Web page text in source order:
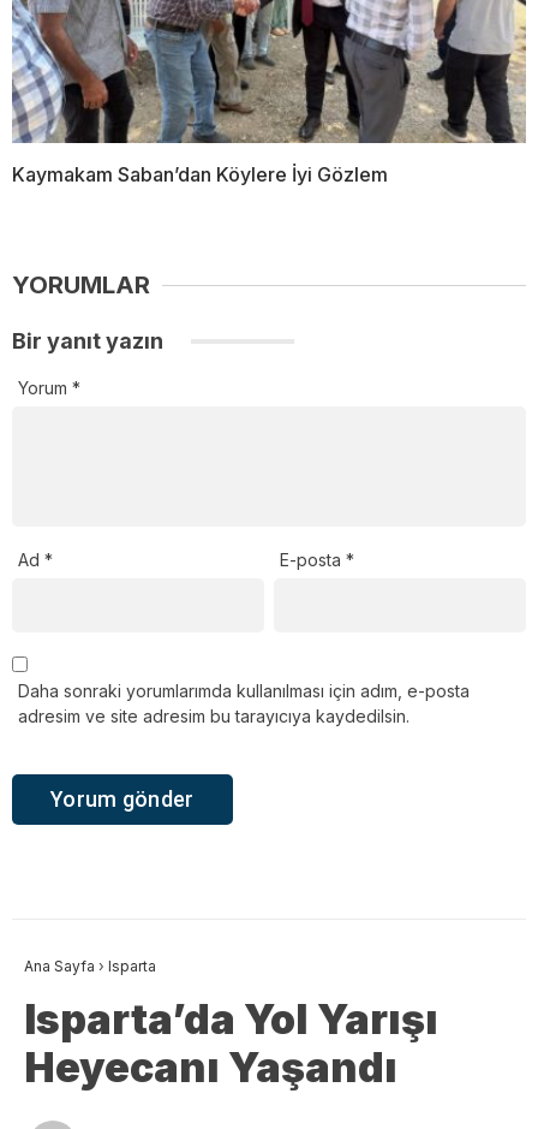
Kaymakam Saban’dan Köylere İyi Gözlem
YORUMLAR
Bir yanıt yazın
Yorum *
Ad * E-posta*
Daha sonraki yorumlarımda kullanılması için adım, e-posta
adresim ve site adresim bu tarayıcıya kaydedilsin.
Ana Sayfa › Isparta
Isparta’da Yol Yarışı
Heyecanı Yaşandı